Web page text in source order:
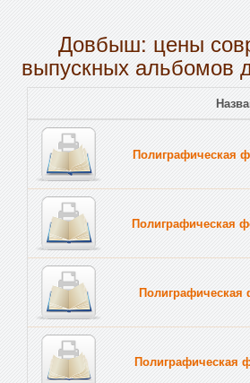
Довбыш: цены
выпускных альбомов
Полиграфическая
Полиграфическая
Полиграфическая
Полиграфическая